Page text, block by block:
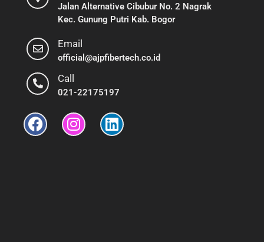
Jalan Alternative Cibubur No. 2 Nagrak
Kec. Gunung Putri Kab. Bogor
Email
official@ajpfibertech.co.id
Call
021-22175197